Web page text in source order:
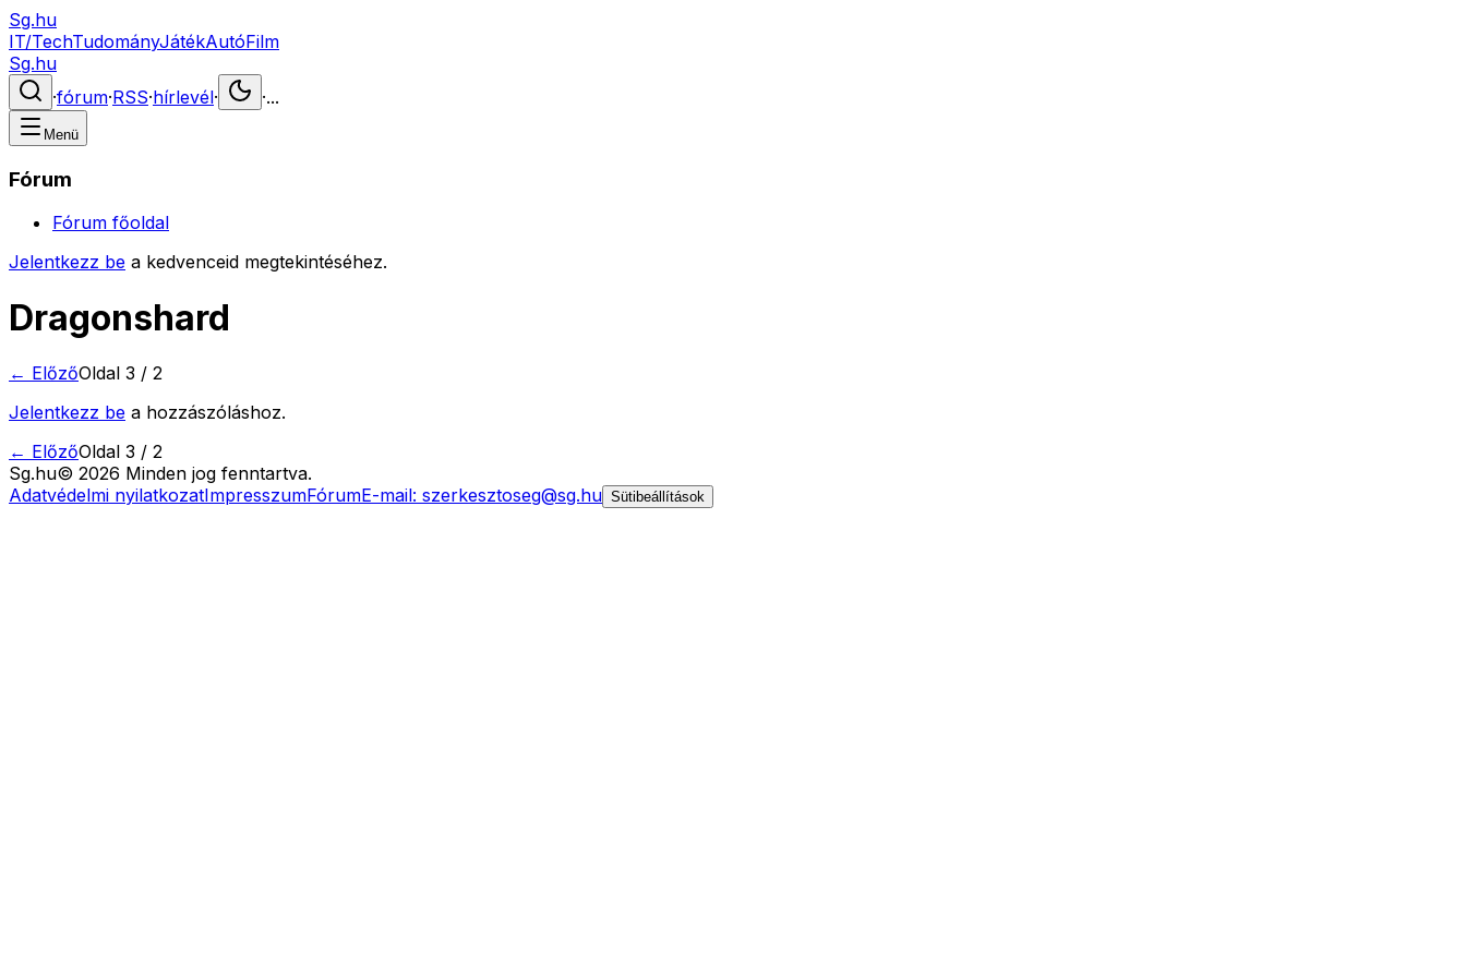
Sg.hu
IT/TechTudományJátékAutóFilm
Sg.hu
·fórum·RSS·hírlevél· ·...
Menü
Fórum
Fórum főoldal
Jelentkezz be a kedvenceid megtekintéséhez.
Dragonshard
← ElőzőOldal 3 / 2
Jelentkezz be a hozzászóláshoz.
← ElőzőOldal 3 / 2
Sg.hu© 2026 Minden jog fenntartva.
Adatvédelmi nyilatkozatImpresszumFórumE-mail: szerkesztoseg@sg.hu Sütibeállítások